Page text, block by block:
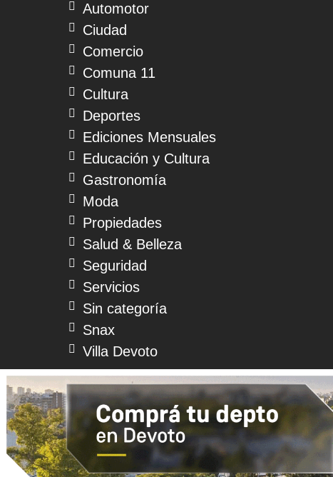
Automotor
Ciudad
Comercio
Comuna 11
Cultura
Deportes
Ediciones Mensuales
Educación y Cultura
Gastronomía
Moda
Propiedades
Salud & Belleza
Seguridad
Servicios
Sin categoría
Snax
Villa Devoto
© 2026 Devoto Magazine